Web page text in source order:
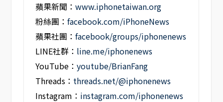
蘋果新聞：www.iphonetaiwan.org
粉絲團：facebook.com/iPhoneNews
蘋果社團：facebook/groups/iphonenews
LINE社群： line.me/iphonenews
YouTube：youtube/BrianFang
Threads： threads.net/@iphonenews
Instagram： instagram.com/iphonenews